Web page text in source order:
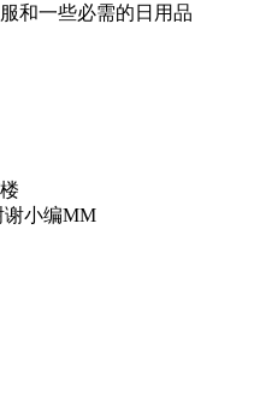
一些必需的日用品
谢小编MM